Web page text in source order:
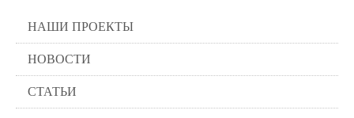
НАШИ ПРОЕКТЫ
НОВОСТИ
СТАТЬИ